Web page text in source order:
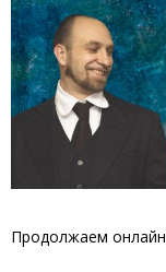
Продолжаем